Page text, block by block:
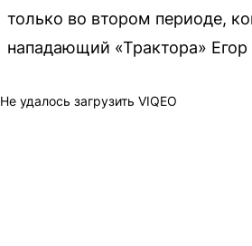
только во втором периоде,
нападающий «Трактора»
Не удалось загрузить VIQEO